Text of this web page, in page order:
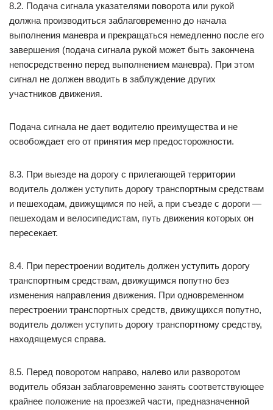
8.2. Подача сигнала указателями поворота или рукой
должна производиться заблаговременно до начала
выполнения маневра и прекращаться немедленно после его
завершения (подача сигнала рукой может быть закончена
непосредственно перед выполнением маневра). При этом
сигнал не должен вводить в заблуждение других
участников движения.
Подача сигнала не дает водителю преимущества и не
освобождает его от принятия мер предосторожности.
8.3. При выезде на дорогу с прилегающей территории
водитель должен уступить дорогу транспортным средствам
и пешеходам, движущимся по ней, а при съезде с дороги —
пешеходам и велосипедистам, путь движения которых он
пересекает.
8.4. При перестроении водитель должен уступить дорогу
транспортным средствам, движущимся попутно без
изменения направления движения. При одновременном
перестроении транспортных средств, движущихся попутно,
водитель должен уступить дорогу транспортному средству,
находящемуся справа.
8.5. Перед поворотом направо, налево или разворотом
водитель обязан заблаговременно занять соответствующее
крайнее положение на проезжей части, предназначенной